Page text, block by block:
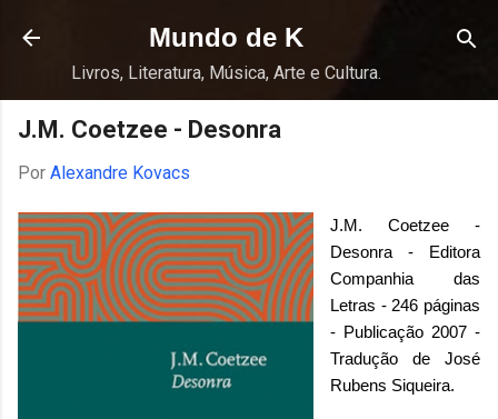
Pular para o conteúdo principal
Mundo de K
Livros, Literatura, Música, Arte e Cultura.
J.M. Coetzee - Desonra
Por Alexandre Kovacs
J.M. Coetzee -
Desonra - Editora
Companhia das
Letras - 246 páginas
- Publicação 2007 -
Tradução de José
Rubens Siqueira.